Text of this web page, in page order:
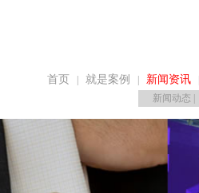
首页 就是案例 新闻资讯
新闻动态